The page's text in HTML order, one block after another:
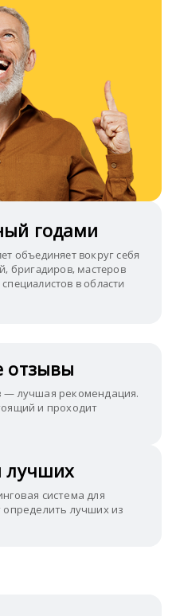
годами
объединяет вокруг себя
бригадиров, мастеров
в области
отзывы
— лучшая рекомендация.
и проходит
лучших
система для
определить лучших из